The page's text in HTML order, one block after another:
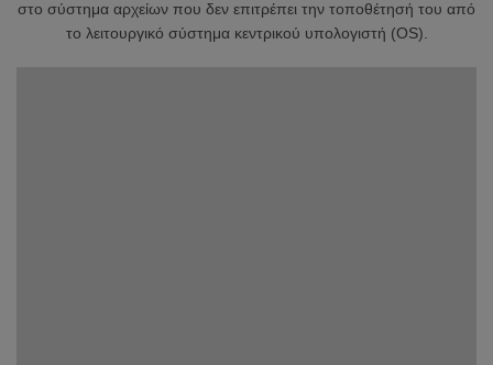
στο σύστημα αρχείων που δεν επιτρέπει την τοποθέτησή του από
το λειτουργικό σύστημα κεντρικού υπολογιστή (OS).